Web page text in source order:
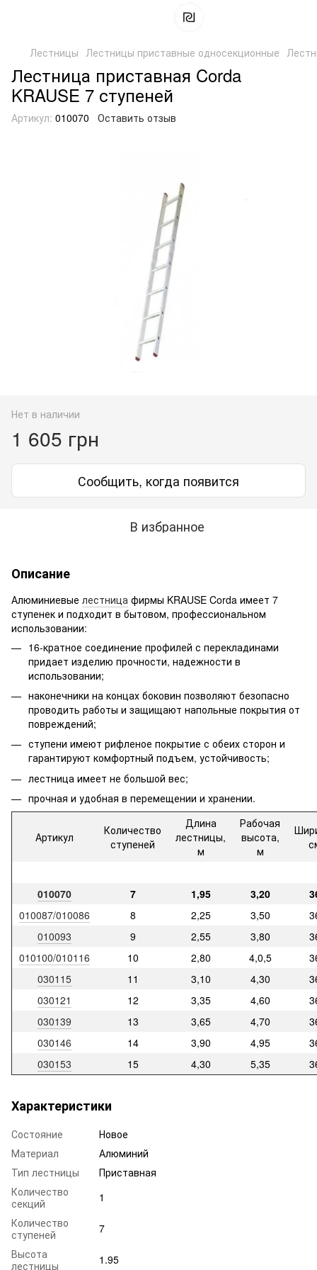
Лестницы Лестницы приставные односекционные
Лестница приставная Corda
KRAUSE 7 ступеней
Артикул: 010070 Оставить отзыв
Нет в наличии
1 605 грн
Сообщить, когда появится
В избранное
Описание
Алюминиевые лестница фирмы KRAUSE Corda имеет 7
ступенек и подходит в бытовом, профессиональном
использовании:
16-кратное соединение профилей с перекладинами
придает изделию прочности, надежности в
использовании;
наконечники на концах боковин позволяют безопасно
проводить работы и защищают напольные покрытия от
повреждений;
ступени имеют рифленое покрытие с обеих сторон и
гарантируют комфортный подъем, устойчивость;
лестница имеет не большой вес;
прочная и удобная в перемещении и хранении.
Артикул
Количество
ступеней
Длина
лестницы,
м
Рабочая
высота,
м
010070 7 1,95 3,20
010087/010086
8 2,25 3,50
010093
9 2,55 3,80
010100/010116
10 2,80 4,0,5
030115
11 3,10 4,30
030121
12 3,35 4,60
030139
13 3,65 4,70
030146
14 3,90 4,95
030153
15 4,30 5,35
Характеристики
Состояние
Новое
Материал
Алюминий
Тип лестницы
Приставная
Количество
секций
1
Количество
ступеней
7
Высота
лестницы
1.95